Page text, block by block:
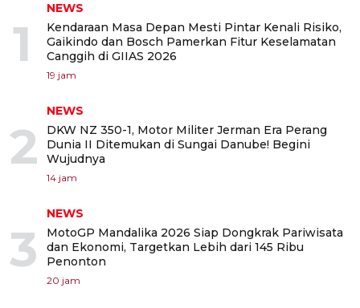
1
NEWS
Kendaraan Masa Depan Mesti Pintar Kenali Risiko,
Gaikindo dan Bosch Pamerkan Fitur Keselamatan
Canggih di GIIAS 2026
19 jam
2
NEWS
DKW NZ 350-1, Motor Militer Jerman Era Perang
Dunia II Ditemukan di Sungai Danube! Begini
Wujudnya
14 jam
3
NEWS
MotoGP Mandalika 2026 Siap Dongkrak Pariwisata
dan Ekonomi, Targetkan Lebih dari 145 Ribu
Penonton
20 jam